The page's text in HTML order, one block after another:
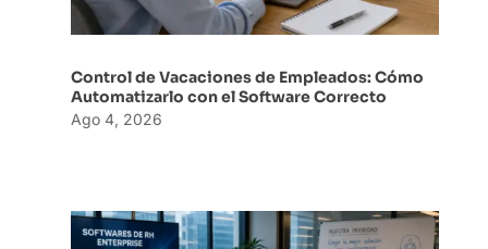
Control de Vacaciones de Empleados: Cómo
Automatizarlo con el Software Correcto
Ago 4, 2026